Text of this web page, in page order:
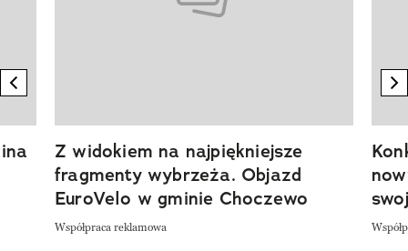
previous element
Z widokiem na najpiękniejsze
fragmenty wybrzeża. Objazd
EuroVelo w gminie Choczewo
Współpraca reklamowa